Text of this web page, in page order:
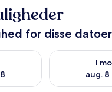
for disse datoer
i aften aug. 7 - aug. 8
I
aug. 8
Tjek